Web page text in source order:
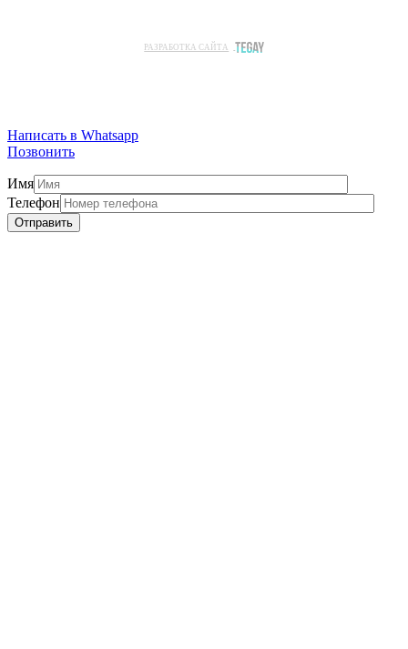
РАЗРАБОТКА САЙТА
Написать в Whatsapp
Позвонить
Имя
Телефон
Отправить